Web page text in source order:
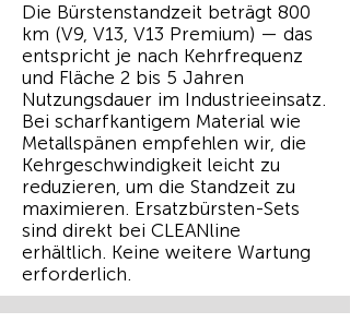
Die Bürstenstandzeit beträgt 800
km (V9, V13, V13 Premium) — das
entspricht je nach Kehrfrequenz
und Fläche 2 bis 5 Jahren
Nutzungsdauer im Industrieeinsatz.
Bei scharfkantigem Material wie
Metallspänen empfehlen wir, die
Kehrgeschwindigkeit leicht zu
reduzieren, um die Standzeit zu
maximieren. Ersatzbürsten-Sets
sind direkt bei CLEANline
erhältlich. Keine weitere Wartung
erforderlich.